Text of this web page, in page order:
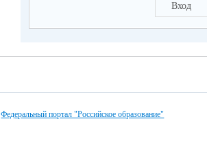
Вход
Федеральный портал "Российское образование"